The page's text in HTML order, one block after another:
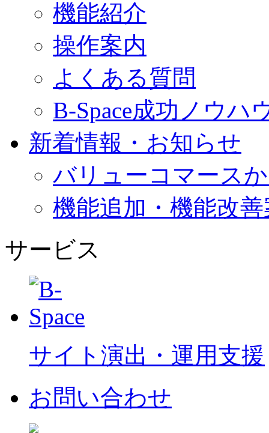
機能紹介
操作案内
よくある質問
B-Space成功ノウハ
新着情報・お知らせ
バリューコマース
機能追加・機能改
サービス
サイト演出・運用支援
お問い合わせ